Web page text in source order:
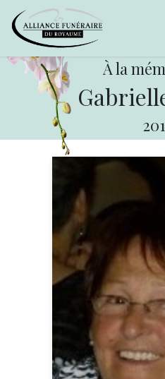
À la